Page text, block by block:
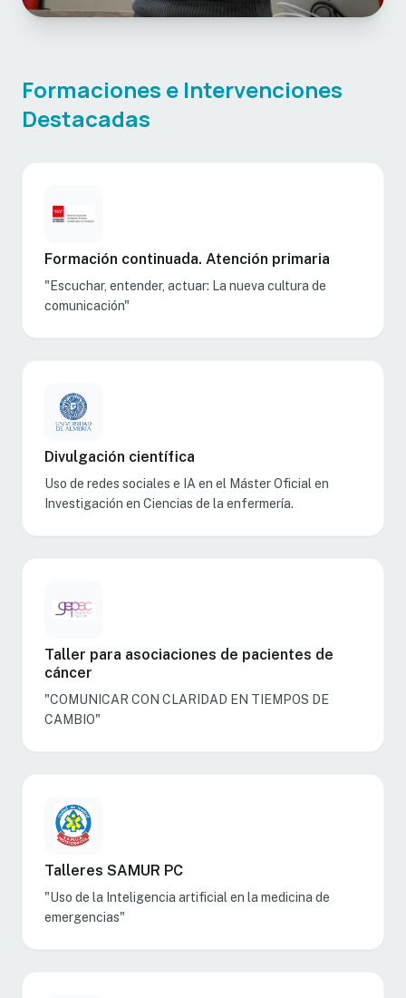
Formaciones e Intervenciones
Destacadas
Formación continuada. Atención primaria
"Escuchar, entender, actuar: La nueva cultura de
comunicación"
Divulgación científica
Uso de redes sociales e IA en el Máster Oficial en
Investigación en Ciencias de la enfermería.
Taller para asociaciones de pacientes de
cáncer
"COMUNICAR CON CLARIDAD EN TIEMPOS DE
CAMBIO"
Talleres SAMUR PC
"Uso de la Inteligencia artificial en la medicina de
emergencias"